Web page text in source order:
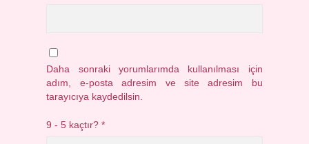
Daha sonraki yorumlarımda kullanılması için
adım, e-posta adresim ve site adresim bu
tarayıcıya kaydedilsin.
9 - 5 kaçtır?*